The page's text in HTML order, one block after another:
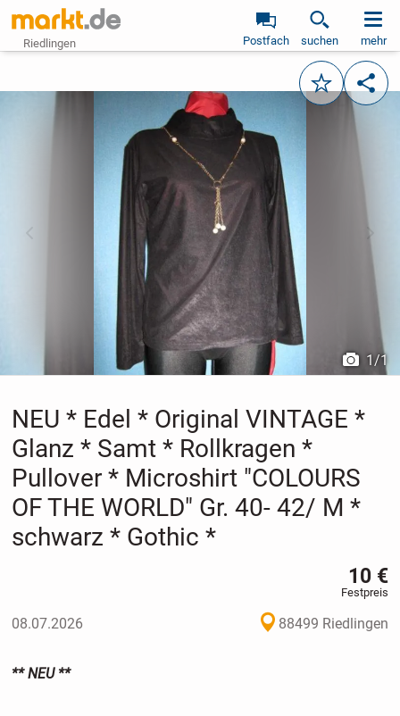
Riedlingen Postfach suchen mehr
Merken
vorheriges Bild
1/1
NEU * Edel * Original VINTAGE *
Glanz * Samt * Rollkragen *
Pullover * Microshirt "COLOURS
OF THE WORLD" Gr. 40- 42/ M *
schwarz * Gothic *
10 €
Festpreis
08.07.2026 88499 Riedlingen
** NEU **